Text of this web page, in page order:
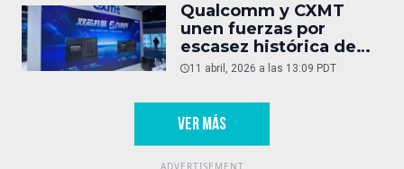
Qualcomm y CXMT
unen fuerzas por
escasez histórica de
DRAM
11 abril, 2026 a las 13:09 PDT
VER MÁS